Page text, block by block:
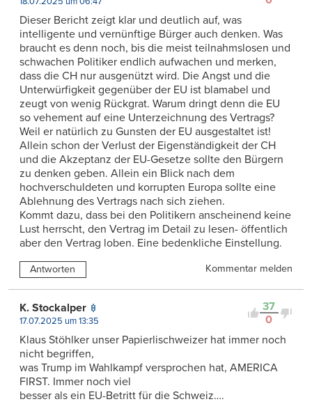
Dieser Bericht zeigt klar und deutlich auf, was
intelligente und vernünftige Bürger auch denken. Was
braucht es denn noch, bis die meist teilnahmslosen und
schwachen Politiker endlich aufwachen und merken,
dass die CH nur ausgenützt wird. Die Angst und die
Unterwürfigkeit gegenüber der EU ist blamabel und
zeugt von wenig Rückgrat. Warum dringt denn die EU
so vehement auf eine Unterzeichnung des Vertrags?
Weil er natürlich zu Gunsten der EU ausgestaltet ist!
Allein schon der Verlust der Eigenständigkeit der CH
und die Akzeptanz der EU-Gesetze sollte den Bürgern
zu denken geben. Allein ein Blick nach dem
hochverschuldeten und korrupten Europa sollte eine
Ablehnung des Vertrags nach sich ziehen.
Kommt dazu, dass bei den Politikern anscheinend keine
Lust herrscht, den Vertrag im Detail zu lesen- öffentlich
aber den Vertrag loben. Eine bedenkliche Einstellung.
Antworten Kommentar melden
37
0
K. Stockalper
17.07.2025 um 13:35
Klaus Stöhlker unser Papierlischweizer hat immer noch
nicht begriffen,
was Trump im Wahlkampf versprochen hat, AMERICA
FIRST. Immer noch viel
besser als ein EU-Betritt für die Schweiz….